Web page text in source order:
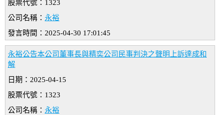
股票代號：1323
公司名稱： 永裕
發言時間：2025-04-30 17:01:45
永裕公告本公司董事長與精奕公司民事判決之聲明上訴達成和
解
日期：2025-04-15
股票代號：1323
公司名稱： 永裕